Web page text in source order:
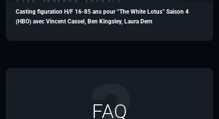
Casting figuration H/F 16-85 ans pour “The White Lotus” Saison 4
(HBO) avec Vincent Cassel, Ben Kingsley, Laura Dern
FAQ